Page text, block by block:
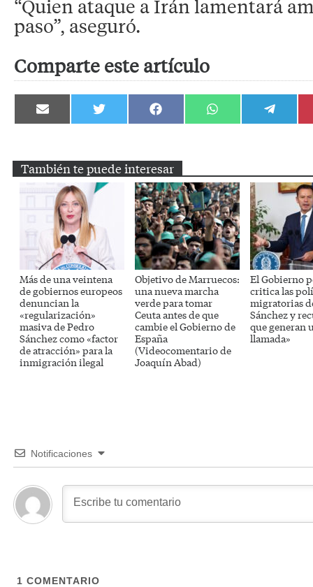
“Quien ataque a Irán lamentará
paso”, aseguró.
Comparte este artículo
Compartir
en
Compartir
en
Compartir
en
Compartir
en
Compartir
en
También te puede interesar
Más de una veintena
de gobiernos europeos
denuncian la
«regularización»
masiva de Pedro
Sánchez como «factor
de atracción» para la
inmigración ilegal
Objetivo de Marruecos:
una nueva marcha
verde para tomar
Ceuta antes de que
cambie el Gobierno de
España
(Videocomentario de
Joaquín Abad)
El Gobierno
critica las
migratorias
Sánchez y
que generan
llamada»
Notificaciones
1 COMENTARIO